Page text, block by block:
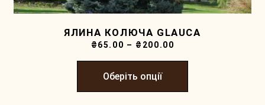
ЯЛИНА КОЛЮЧА GLAUCA
₴65.00 – ₴ 200.00
Оберіть опції